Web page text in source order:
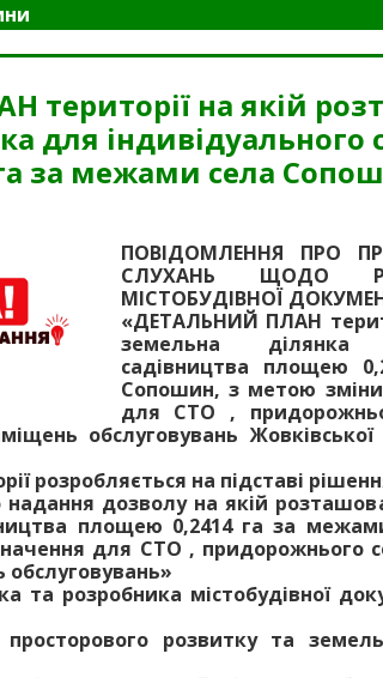
території на якій
для індивідуального
за межами села
ПОВІДОМЛЕННЯ ПРО
СЛУХАНЬ ЩОДО
МІСТОБУДІВНОЇ
«ДЕТАЛЬНИЙ ПЛАН
земельна ділянка
садівництва площею
Сопошин, з метою зміни
для СТО ,
обслуговувань Жовківської
розробляється на підставі
надання дозволу на якій
площею 0,2414 га за
для СТО , придорожнього
та розробника містобудівної
розвитку та